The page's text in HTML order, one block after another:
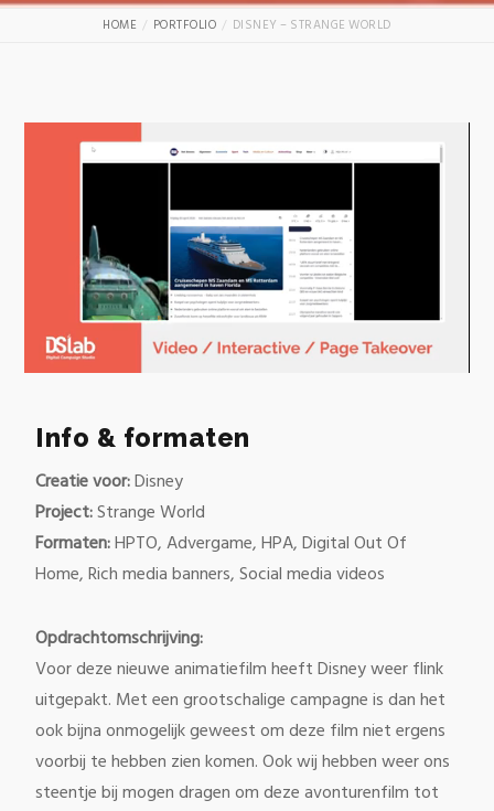
HOME PORTFOLIO DISNEY – STRANGE WORLD
minute,
28Info & formaten
Creatie voor:Disney
Project:Strange World
Formaten:HPTO, Advergame, HPA, Digital Out Of
Home, Rich media banners, Social media videos
Opdrachtomschrijving:
Voor deze nieuwe animatiefilm heeft Disney weer flink
uitgepakt. Met een grootschalige campagne is dan het
ook bijna onmogelijk geweest om deze film niet ergens
voorbij te hebben zien komen. Ook wij hebben weer ons
steentje bij mogen dragen om deze avonturenfilm tot